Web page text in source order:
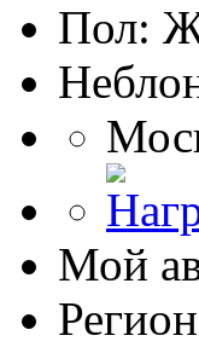
Пол:
Мой